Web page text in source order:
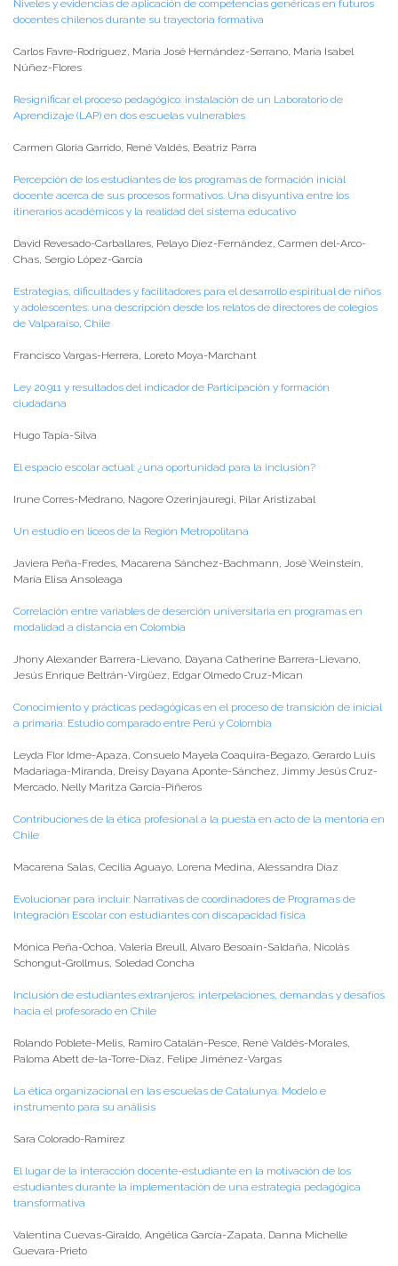
Niveles y evidencias de aplicación de competencias genéricas en futuros
docentes chilenos durante su trayectoria formativa
Carlos Favre-Rodríguez, María José Hernández-Serrano, María Isabel
Núñez-Flores
Resignificar el proceso pedagógico: instalación de un Laboratorio de
Aprendizaje (LAP) en dos escuelas vulnerables
Carmen Gloria Garrido, René Valdés, Beatriz Parra
Percepción de los estudiantes de los programas de formación inicial
docente acerca de sus procesos formativos. Una disyuntiva entre los
itinerarios académicos y la realidad del sistema educativo
David Revesado-Carballares, Pelayo Díez-Fernández, Carmen del-Arco-
Chas, Sergio López-García
Estrategias, dificultades y facilitadores para el desarrollo espiritual de niños
y adolescentes: una descripción desde los relatos de directores de colegios
de Valparaíso, Chile
Francisco Vargas-Herrera, Loreto Moya-Marchant
Ley 20.911 y resultados del indicador de Participación y formación
ciudadana
Hugo Tapia-Silva
El espacio escolar actual: ¿una oportunidad para la inclusión?
Irune Corres-Medrano, Nagore Ozerinjauregi, Pilar Aristizabal
Un estudio en liceos de la Región Metropolitana
Javiera Peña-Fredes, Macarena Sánchez-Bachmann, José Weinstein,
María Elisa Ansoleaga
Correlación entre variables de deserción universitaria en programas en
modalidad a distancia en Colombia
Jhony Alexander Barrera-Lievano, Dayana Catherine Barrera-Lievano,
Jesús Enrique Beltrán-Virgüez, Edgar Olmedo Cruz-Mican
Conocimiento y prácticas pedagógicas en el proceso de transición de inicial
a primaria: Estudio comparado entre Perú y Colombia
Leyda Flor Idme-Apaza, Consuelo Mayela Coaquira-Begazo, Gerardo Luis
Madariaga-Miranda, Dreisy Dayana Aponte-Sánchez, Jimmy Jesús Cruz-
Mercado, Nelly Maritza García-Piñeros
Contribuciones de la ética profesional a la puesta en acto de la mentoría en
Chile
Macarena Salas, Cecilia Aguayo, Lorena Medina, Alessandra Díaz
Evolucionar para incluir: Narrativas de coordinadores de Programas de
Integración Escolar con estudiantes con discapacidad física
Mónica Peña-Ochoa, Valeria Breull, Alvaro Besoaín-Saldaña, Nicolás
Schongut-Grollmus, Soledad Concha
Inclusión de estudiantes extranjeros: interpelaciones, demandas y desafíos
hacia el profesorado en Chile
Rolando Poblete-Melis, Ramiro Catalán-Pesce, René Valdés-Morales,
Paloma Abett de-la-Torre-Díaz, Felipe Jiménez-Vargas
La ética organizacional en las escuelas de Catalunya. Modelo e
instrumento para su análisis
Sara Colorado-Ramírez
El lugar de la interacción docente-estudiante en la motivación de los
estudiantes durante la implementación de una estrategia pedagógica
transformativa
Valentina Cuevas-Giraldo, Angélica García-Zapata, Danna Michelle
Guevara-Prieto